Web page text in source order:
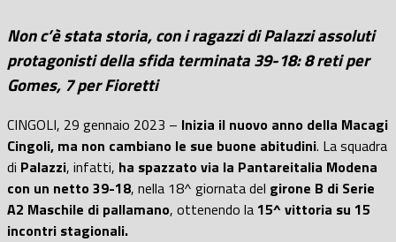
Non c’è stata storia, con i ragazzi di Palazzi assoluti
protagonisti della sfida terminata 39-18: 8 reti per
Gomes, 7 per Fioretti
CINGOLI, 29 gennaio 2023 – Inizia il nuovo anno della Macagi
Cingoli, ma non cambiano le sue buone abitudini. La squadra
di Palazzi, infatti, ha spazzato via la Pantareitalia Modena
con un netto 39-18, nella 18^ giornata del girone B di Serie
A2 Maschile di pallamano, ottenendo la15^ vittoria su 15
incontri stagionali.